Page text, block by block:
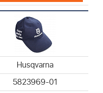
Husqvarna
5823969-01